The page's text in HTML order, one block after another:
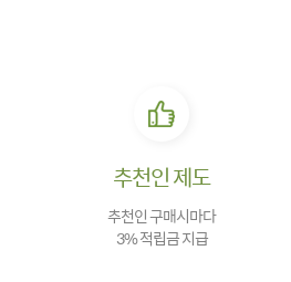
추천인 제도
추천인 구매시마다
3% 적립금 지급